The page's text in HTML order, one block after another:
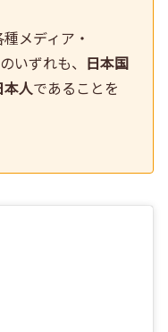
メディア・
いずれも、 日本国
本人であることを